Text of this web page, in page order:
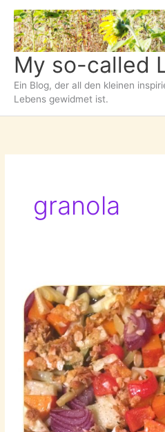
Zum
Inhalt
springen
My so-called
Ein Blog, der all den kleinen
Lebens gewidmet ist.
granola